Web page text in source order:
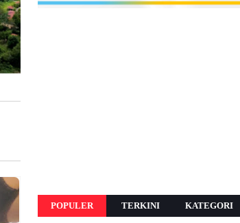
POPULER TERKINI KATEGORI